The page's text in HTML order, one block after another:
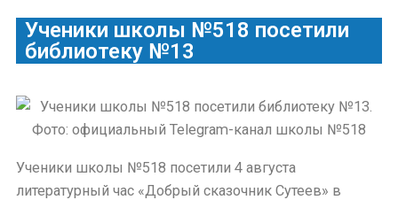
Ученики школы №518 посетили
библиотеку №13
Ученики школы №518 посетили 4 августа
литературный час «Добрый сказочник Сутеев» в